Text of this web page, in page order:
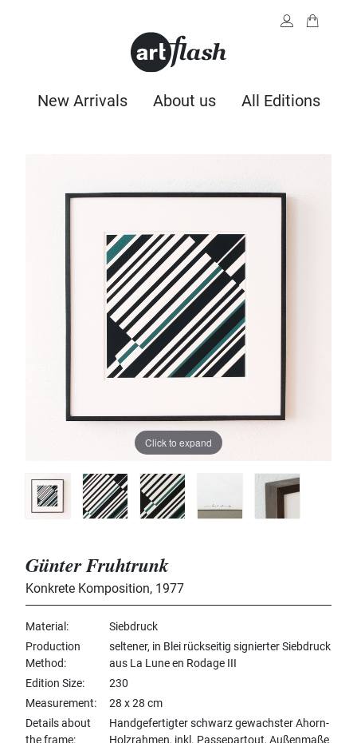
New Arrivals About us All Editions
Click to expand
Günter Fruhtrunk
Konkrete Komposition, 1977
Material
Siebdruck
Production
Method
seltener, in Blei rückseitig signierter Siebdruck
aus La Lune en Rodage III
Edition Size
230
Measurement
28 x 28 cm
Details about
the frame
Handgefertigter schwarz gewachster Ahorn-
Holzrahmen, inkl. Passepartout, Außenmaße